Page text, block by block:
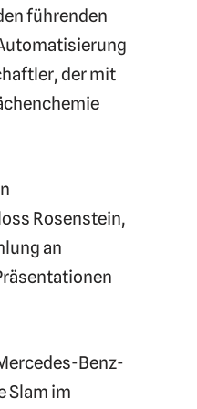
führenden
der mit
Rosenstein,
an
Benz-
Slam im